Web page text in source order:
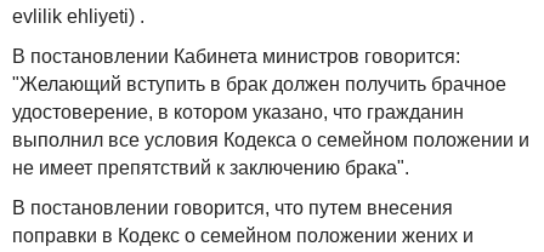
evlilik ehliyeti) .
В постановлении Кабинета министров говорится:
"Желающий вступить в брак должен получить брачное
удостоверение, в котором указано, что гражданин
выполнил все условия Кодекса о семейном положении и
не имеет препятствий к заключению брака".
В постановлении говорится, что путем внесения
поправки в Кодекс о семейном положении жених и